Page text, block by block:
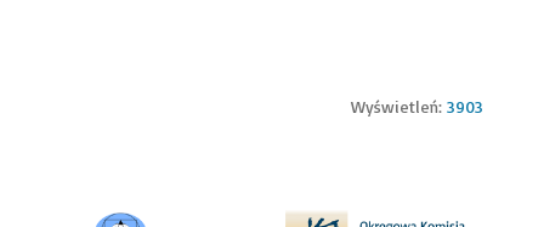
Wyświetleń:3903